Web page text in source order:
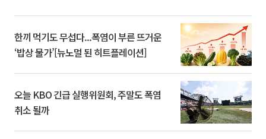
한끼 먹기도 무섭다...폭염이 부른 뜨거운
‘밥상 물가’[뉴노멀 된 히트플레이션]
오늘 KBO 긴급 실행위원회, 주말도 폭염
취소 될까